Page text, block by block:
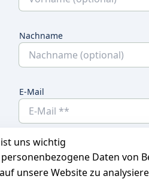
uns wichtig
Daten von
unsere Website zu
Nachname
E-Mail
Ich bestätige hiermit,
habe. Ich kann